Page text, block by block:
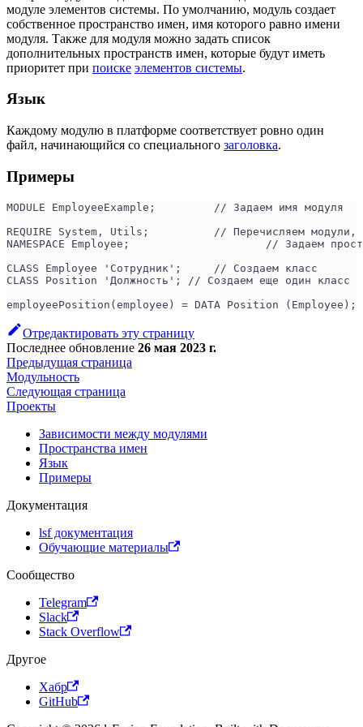
модуле элементов системы. По умолчанию, модуль создает
собственное пространство имен, имя которого равно имени
модуля. Также для модуля можно задать список
дополнительных пространств имен, которые будут иметь
приоритет при поиске элементов системы.
Язык
Каждому модулю в платформе соответствует ровно один
файл, начинающийся со специального заголовка.
Примеры
MODULE EmployeeExample;	 	// Задаем имя модуля
REQUIRE System, Utils;	 	//
NAMESPACE Employee;		 	//
CLASS Employee 'Сотрудник';	// Создаем класс
CLASS Position 'Должность'; // Создаем еще один класс
employeePosition(employee) = DATA Position (Employee);
Отредактировать эту страницу
Последнее обновление 26 мая 2023 г.
Предыдущая страница
Модульность
Следующая страница
Проекты
Зависимости между модулями
Пространства имен
Язык
Примеры
Документация
lsf документация
Обучающие материалы
Сообщество
Telegram
Slack
Stack Overflow
Другое
Хабр
GitHub